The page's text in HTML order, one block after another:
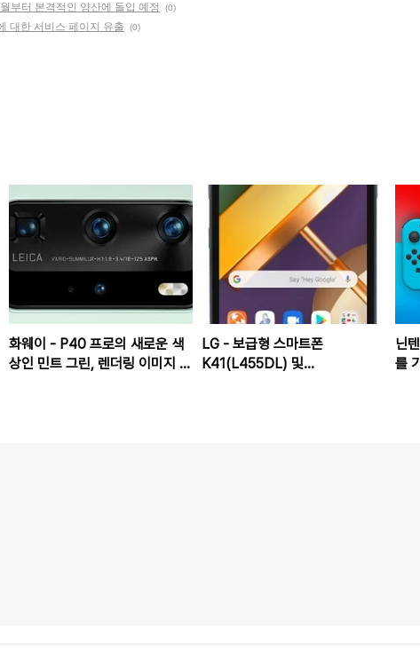
부터 본격적인 양산에 돌입 예정 (0)
대한 서비스 페이지 유출 (0)
화웨이 - P40 프로의 새로운 색
상인 민트 그린, 렌더링 이미지 유
LG - 보급형 스마트폰
K41(L455DL) 및
닌
를